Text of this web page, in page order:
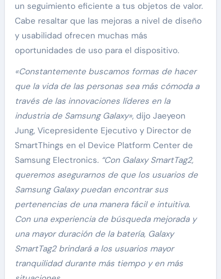
un seguimiento eficiente a tus objetos de valor.
Cabe resaltar que las mejoras a nivel de diseño
y usabilidad ofrecen muchas más
oportunidades de uso para el dispositivo.
«Constantemente buscamos formas de hacer
que la vida de las personas sea más cómoda a
través de las innovaciones líderes en la
industria de Samsung Galaxy», dijo Jaeyeon
Jung, Vicepresidente Ejecutivo y Director de
SmartThings en el Device Platform Center de
Samsung Electronics.“Con Galaxy SmartTag2,
queremos asegurarnos de que los usuarios de
Samsung Galaxy puedan encontrar sus
pertenencias de una manera fácil e intuitiva.
Con una experiencia de búsqueda mejorada y
una mayor duración de la batería, Galaxy
SmartTag2 brindará a los usuarios mayor
tranquilidad durante más tiempo y en más